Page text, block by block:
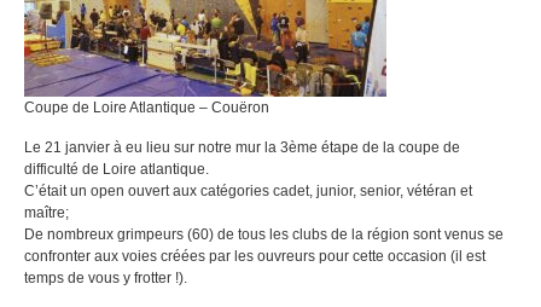
Coupe de Loire Atlantique – Couëron
Le 21 janvier à eu lieu sur notre mur la 3ème étape de la coupe de
difficulté de Loire atlantique.
C’était un open ouvert aux catégories cadet, junior, senior, vétéran et
maître;
De nombreux grimpeurs (60) de tous les clubs de la région sont venus se
confronter aux voies créées par les ouvreurs pour cette occasion (il est
temps de vous y frotter !).